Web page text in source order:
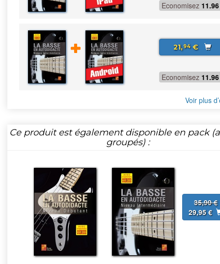
Economisez 11.96
21,94€
Economisez 11.96
Voir plus
Ce produit est également disponible en pack
groupés) :
35,90 €
29,95 €